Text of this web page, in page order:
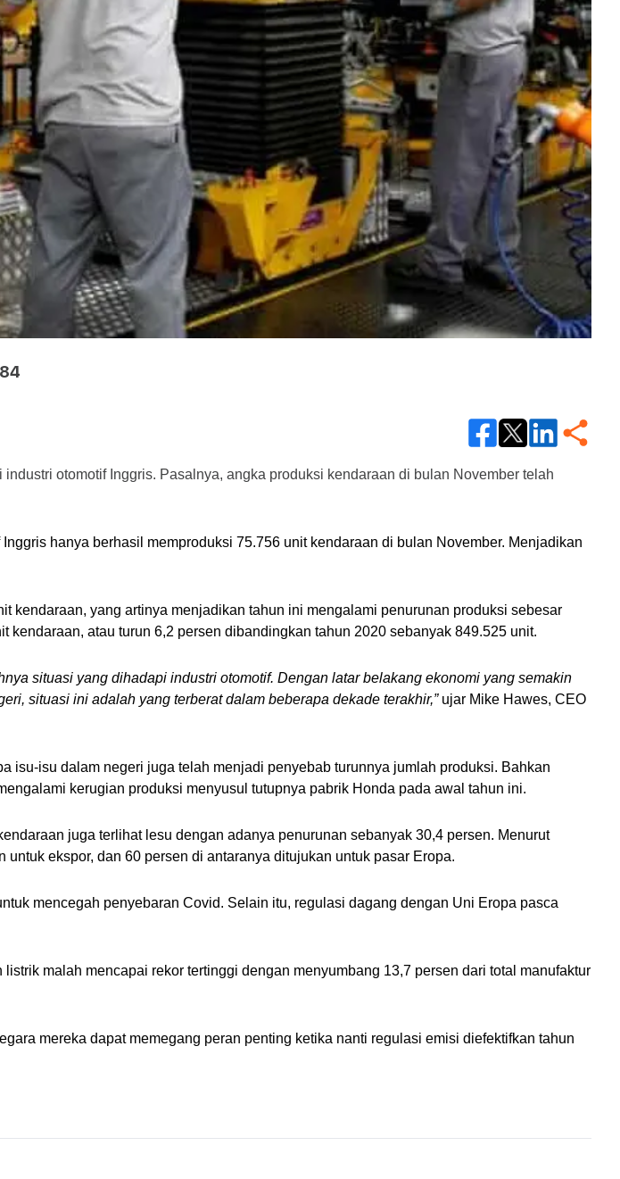
otomotif Inggris. Pasalnya, angka produksi kendaraan di bulan November telah
hanya berhasil memproduksi 75.756 unit kendaraan di bulan November. Menjadikan
yang artinya menjadikan tahun ini mengalami penurunan produksi sebesar
atau turun 6,2 persen dibandingkan tahun 2020 sebanyak 849.525 unit.
situasi yang dihadapi industri otomotif. Dengan latar belakang ekonomi yang semakin
situasi ini adalah yang terberat dalam beberapa dekade terakhir,” ujar Mike Hawes, CEO
isu-isu dalam negeri juga telah menjadi penyebab turunnya jumlah produksi. Bahkan
kerugian produksi menyusul tutupnya pabrik Honda pada awal tahun ini.
juga terlihat lesu dengan adanya penurunan sebanyak 30,4 persen. Menurut
ekspor, dan 60 persen di antaranya ditujukan untuk pasar Eropa.
mencegah penyebaran Covid. Selain itu, regulasi dagang dengan Uni Eropa pasca
malah mencapai rekor tertinggi dengan menyumbang 13,7 persen dari total manufaktur
mereka dapat memegang peran penting ketika nanti regulasi emisi diefektifkan tahun